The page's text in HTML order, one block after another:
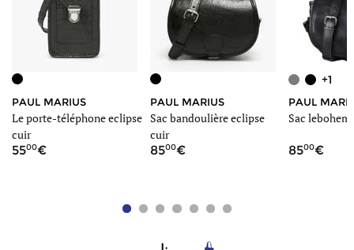
PAUL MARIUS
Le porte-téléphone eclipse
cuir
5500
PAUL MARIUS
Sac bandoulière eclipse
cuir
8500
+1
PAUL
Sac
8500